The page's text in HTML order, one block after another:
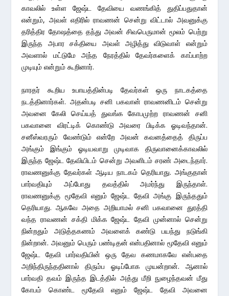
காவலில் உள்ள ஜேஷ்ட தேவியை வணங்கித் துதிப்பதுதான்
என்றும், அவள் எதிரில் ராவணன் சென்று விட்டால் அவனுக்கு
தரித்திர தோஷத்தை தந்து அவன் சிவபெருமான் மூலம் பெற்று
இருந்த அபார சக்தியை அவள் அழித்து விடுவாள் என்றும்
அவளால் மட்டுமே அந்த நேரத்தில் தேவர்களைக் காப்பாற்ற
முடியும் என்றும் கூறினார்.
நாரதர் கூறிய உபாயத்தின்படி தேவர்கள் ஒரு நாடகத்தை
நடத்தினார்கள். அதன்படி சனி பகவான் ராவணனிடம் சென்று
அவனை கேலி செய்யத் துவங்க கோபமுற்ற ராவணன் சனி
பகவானை விரட்டிக் கொண்டு அவரை பிடிக்க ஓடிவந்தான்.
சனீஸ்வரரும் வேண்டும் என்றே அவன் கவனத்தைத் திருப்ப
அங்கும் இங்கும் ஓடியவாறு முடிவாக திருவானைக்காவலில்
இருந்த ஜேஷ்ட தேவியிடம் சென்று அவளிடம் சரண் அடைந்தார்.
ராவணனுக்கு தேவர்கள் ஆடிய நாடகம் தெரியாது. அங்குதான்
பார்வதியும் அப்போது தவத்தில் அமர்ந்து இருந்தாள்.
ராவணனுக்கு மூதேவி எனும் ஜேஷ்ட தேவி அங்கு இருந்ததும்
தெரியாது. ஆகவே அதை அறியாமல் சனி பகவானை துரத்தி
வந்த ராவணன் சக்தி மிக்க ஜேஷ்ட தேவி முன்னால் சென்று
நின்றதும் அடுத்தகணம் அவளைக் கண்டு பயந்து நடுங்கி
நின்றான். அவனும் பெரும் பண்டிதன் என்பதினால் மூதேவி எனும்
ஜேஷ்ட தேவி பார்வதியின் ஒரு தேவ கணமாகவே என்பதை
அறிந்திருந்ததினால் திரும்ப ஓடிப்போக முயன்றான். ஆனால்
பார்வதி தவம் இருந்த இடத்தில் அத்து மீறி நுழைந்தவன் மீது
கோபம் கொண்ட மூதேவி எனும் ஜேஷ்ட தேவி அவனை